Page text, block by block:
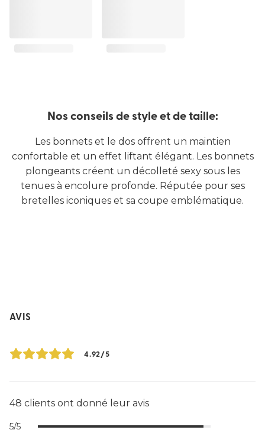
Nos conseils de style et de taille:
Les bonnets et le dos offrent un maintien
confortable et un effet liftant élégant. Les bonnets
plongeants créent un décolleté sexy sous les
tenues à encolure profonde. Réputée pour ses
bretelles iconiques et sa coupe emblématique.
AVIS
4.92/5
48 clients ont donné leur avis
5/5